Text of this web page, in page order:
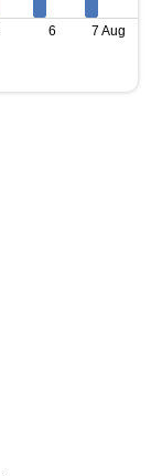
6 7 Aug